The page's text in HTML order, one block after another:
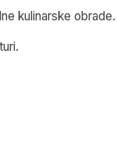
kulinarske obrade.